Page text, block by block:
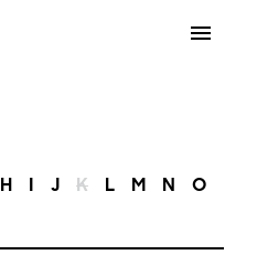
H I J K L M N O